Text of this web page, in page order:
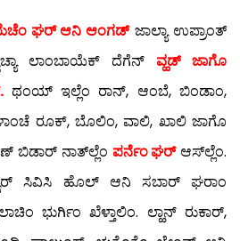
ಘರ್ ಆನಿ ಆಂಗಡ್ಜಾಲ್ಯಾ ಉಪ್ರಾಂತ್
ಲಾಂಬಾಯೆಕ್ ದೆಗೆನ್ ವ್ಹಡ್ ಜಾಗೊ
ಥಂಯ್ ಇಲ್ಲೆಂ ರಾನ್, ಆಂಬೆ, ಬಿಂಡಾಂ,
ರೂಕ್, ಬೊಲಿಂ, ವಾಲಿ, ಖಾಲಿ ಜಾಗೊ
ಬಿಡಾರ್ ನಾತ್‍ಲ್ಲೆಂ ಪರ್ನೆಂ ಘರ್ಆಸ್‍ಲ್ಲೆಂ.
ಸಿವಿಸಿ ಹೊಲ್ ಆನಿ ಸಬಾರ್ ಘರಾಂ
ಭುರ್ಗಿಂ ಖೆಳ್ತಾಲಿಂ. ಲ್ಹಾನ್ ರುಕಾರ್,